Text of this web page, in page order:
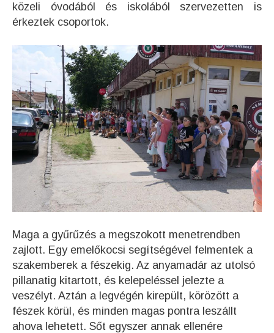
közeli óvodából és iskolából szervezetten is
érkeztek csoportok.
Maga a gyűrűzés a megszokott menetrendben
zajlott. Egy emelőkocsi segítségével felmentek a
szakemberek a fészekig. Az anyamadár az utolsó
pillanatig kitartott, és kelepeléssel jelezte a
veszélyt. Aztán a legvégén kirepült, körözött a
fészek körül, és minden magas pontra leszállt
ahova lehetett. Sőt egyszer annak ellenére